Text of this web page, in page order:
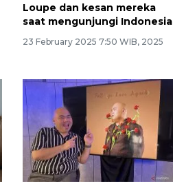
Loupe dan kesan mereka
saat mengunjungi Indonesia
23 February 2025 7:50 WIB, 2025